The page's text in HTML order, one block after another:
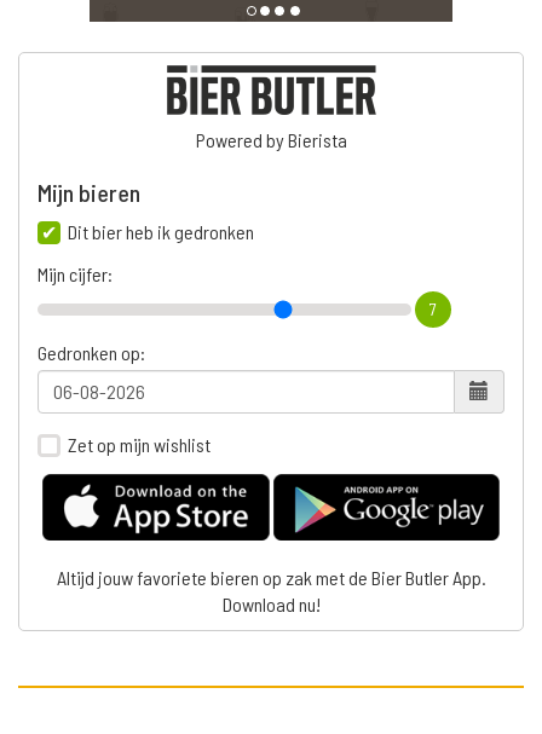
Powered by Bierista
Mijn bieren
Dit bier heb ik gedronken
Mijn cijfer:
7
Gedronken op:
Zet op mijn wishlist
Altijd jouw favoriete bieren op zak met de Bier Butler App.
Download nu!